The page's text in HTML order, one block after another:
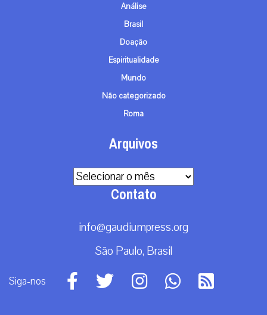
Análise
Brasil
Doação
Espiritualidade
Mundo
Não categorizado
Roma
Arquivos
Arquivos
Contato
info@gaudiumpress.org
São Paulo, Brasil
Siga-nos